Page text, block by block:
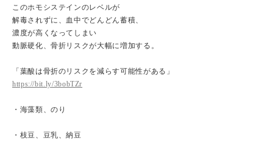
このホモシステインのレベルが
解毒されずに、血中でどんどん蓄積、
濃度が高くなってしまい
動脈硬化、骨折リスクが大幅に増加する。
「葉酸は骨折のリスクを減らす可能性がある」
https://bit.ly/3bobTZr
・海藻類、のり
・枝豆、豆乳、納豆